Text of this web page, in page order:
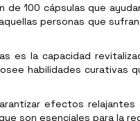
de 100 cápsulas que
personas que
la capacidad
habilidades curativas
efectos
son esenciales para la